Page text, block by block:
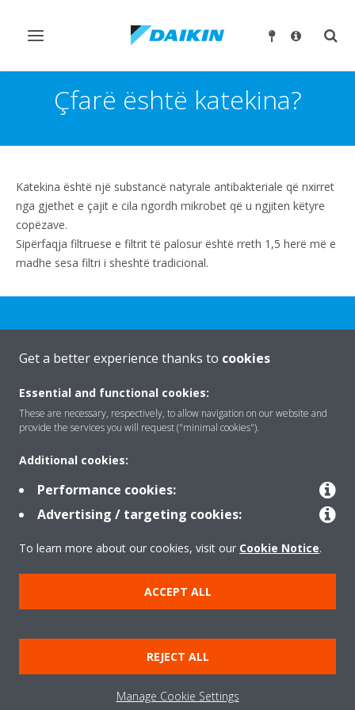
Ndrysho
Çfarë është katekina?
Katekina është një substancë natyrale antibakteriale që nxirret
nga gjethet e çajit e cila ngordh mikrobet që u ngjiten këtyre
copëzave.
Sipërfaqja filtruese e filtrit të palosur është rreth 1,5 herë më e
madhe sesa filtri i sheshtë tradicional.
Rreth nesh
Zgjidhje
Kontakti
Produktet
Njoftim ligjor
Njoftim për kukit
Politika e privatësisë së të dhënave
Etika Korporative
Get a better experience thanks to cookies
Essential and functional cookies:
These are necessary, respectively, to allow navigation on our website and
provide the services you will request ("minimal cookies").
Additional cookies:
Performance cookies:
Advertising / targeting cookies:
To learn more about our cookies, visit our Cookie Notice.
ACCEPT ALL
REJECT ALL
Manage Cookie Settings